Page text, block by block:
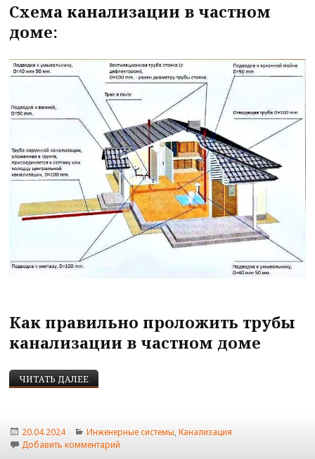
Схема канализации в частном
доме:
Как правильно проложить трубы
канализации в частном доме
ЧИТАТЬ ДАЛЕЕУСТРОЙСТВО ВНУТРЕННЕЙ КАНАЛИЗАЦИИ В
Опубликовано
20.04.2024 Рубрики
Инженерные системы,Канализация
Добавить комментарий